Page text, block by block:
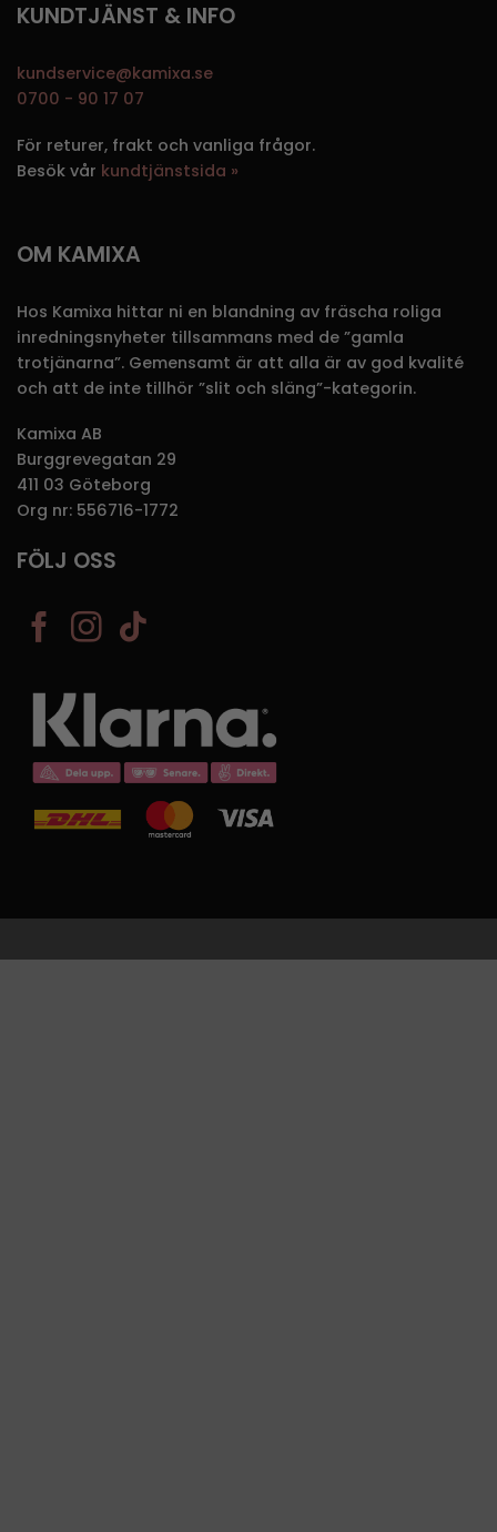
KUNDTJÄNST & INFO
kundservice@kamixa.se
0700 - 90 17 07
För returer, frakt och vanliga frågor.
Besök vår kundtjänstsida »
OM KAMIXA
Hos Kamixa hittar ni en blandning av fräscha roliga
inredningsnyheter tillsammans med de ”gamla
trotjänarna”. Gemensamt är att alla är av god kvalité
och att de inte tillhör ”slit och släng”-kategorin.
Kamixa AB
Burggrevegatan 29
411 03 Göteborg
Org nr: 556716-1772
FÖLJ OSS